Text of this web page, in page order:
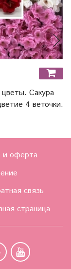
Сакура
4 веточки.
и оферта
связь
страница